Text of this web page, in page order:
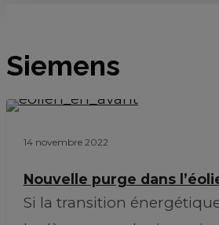
Siemens
14 novembre 2022
Nouvelle purge dans
Si la transition